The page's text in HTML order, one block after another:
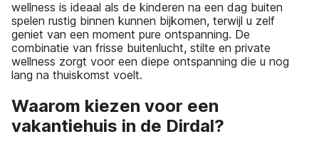
wellness is ideaal als de kinderen na een dag buiten
spelen rustig binnen kunnen bijkomen, terwijl u zelf
geniet van een moment pure ontspanning. De
combinatie van frisse buitenlucht, stilte en private
wellness zorgt voor een diepe ontspanning die u nog
lang na thuiskomst voelt.
Waarom kiezen voor een
vakantiehuis in de Dirdal?